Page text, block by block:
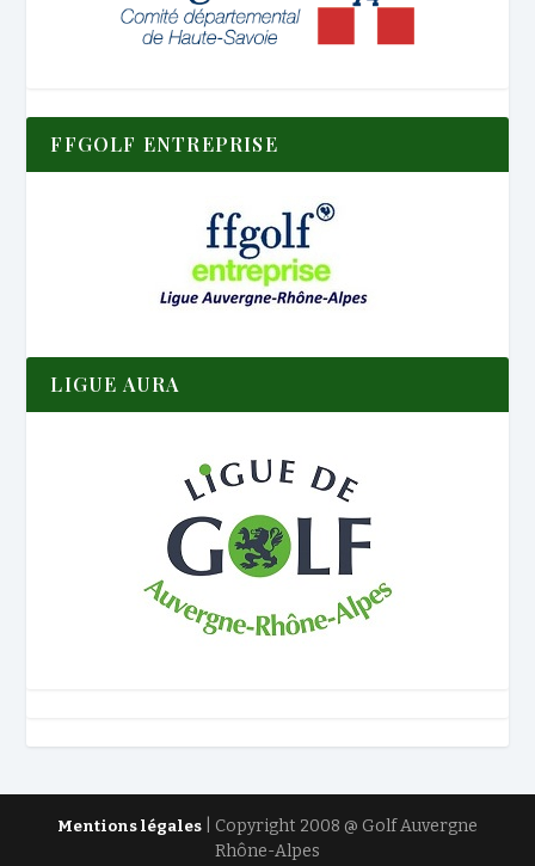
FFGOLF ENTREPRISE
LIGUE AURA
Mentions légales | Copyright 2008 @ Golf Auvergne
Rhône-Alpes